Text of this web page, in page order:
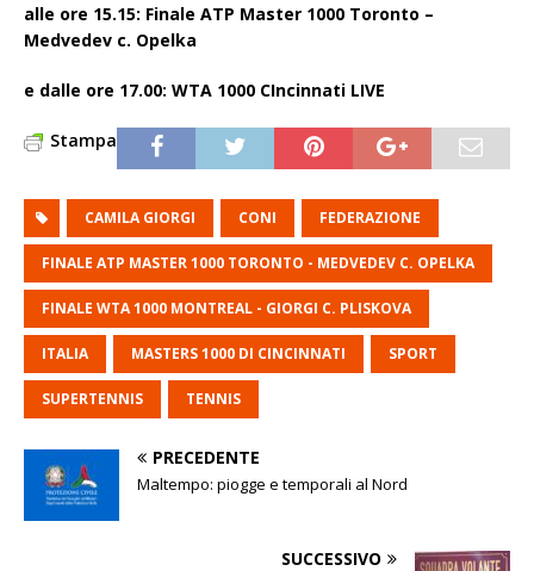
alle ore 15.15: Finale ATP Master 1000 Toronto –
Medvedev c. Opelka
e dalle ore 17.00: WTA 1000 CIncinnati LIVE
Stampa
CAMILA GIORGI CONI FEDERAZIONE
FINALE ATP MASTER 1000 TORONTO - MEDVEDEV C. OPELKA
FINALE WTA 1000 MONTREAL - GIORGI C. PLISKOVA
ITALIA MASTERS 1000 DI CINCINNATI SPORT
SUPERTENNIS TENNIS
PRECEDENTE
Maltempo: piogge e temporali al Nord
SUCCESSIVO